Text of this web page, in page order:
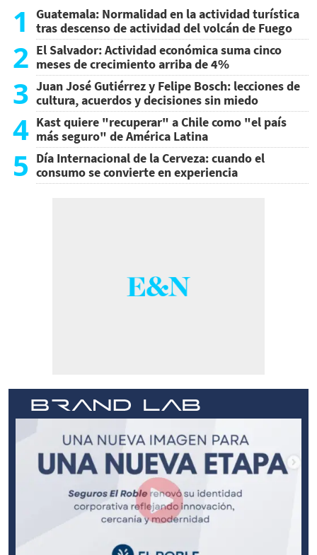
1
Guatemala: Normalidad en la actividad turística
tras descenso de actividad del volcán de Fuego
2 El Salvador: Actividad económica suma cinco
meses de crecimiento arriba de 4%
3 Juan José Gutiérrez y Felipe Bosch: lecciones de
cultura, acuerdos y decisiones sin miedo
4 Kast quiere "recuperar" a Chile como "el país
más seguro" de América Latina
5 Día Internacional de la Cerveza: cuando el
consumo se convierte en experiencia